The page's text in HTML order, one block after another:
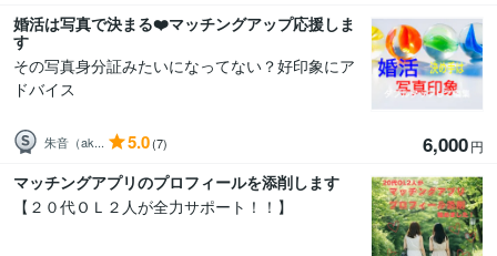
婚活は写真で決まる❤️マッチングアップ応援しま
す
その写真身分証みたいになってない？好印象にア
ドバイス
朱音（ak... 5.0(7) 6,000円
マッチングアプリのプロフィールを添削します
【２０代ＯＬ２人が全力サポート！！】